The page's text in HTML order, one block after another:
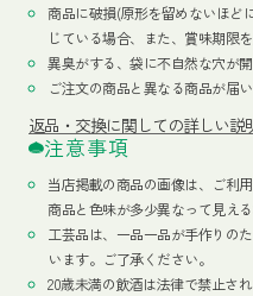
商品に破損(原形を留めないほど
じている場合、また、賞味期限
異臭がする、袋に不自然な穴が
ご注文の商品と異なる商品が届
返品・交換に関しての詳しい説
注意事項
当店掲載の商品の画像は、ご利
商品と色味が多少異なって見え
工芸品は、一品一品が手作りの
います。ご了承ください。
20歳未満の飲酒は法律で禁止さ